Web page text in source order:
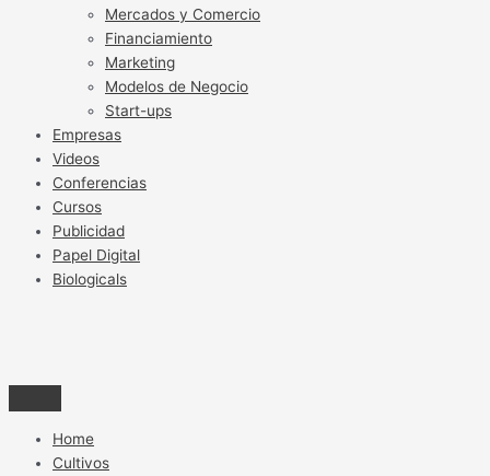
Mercados y Comercio
Financiamiento
Marketing
Modelos de Negocio
Start-ups
Empresas
Videos
Conferencias
Cursos
Publicidad
Papel Digital
Biologicals
Home
Cultivos